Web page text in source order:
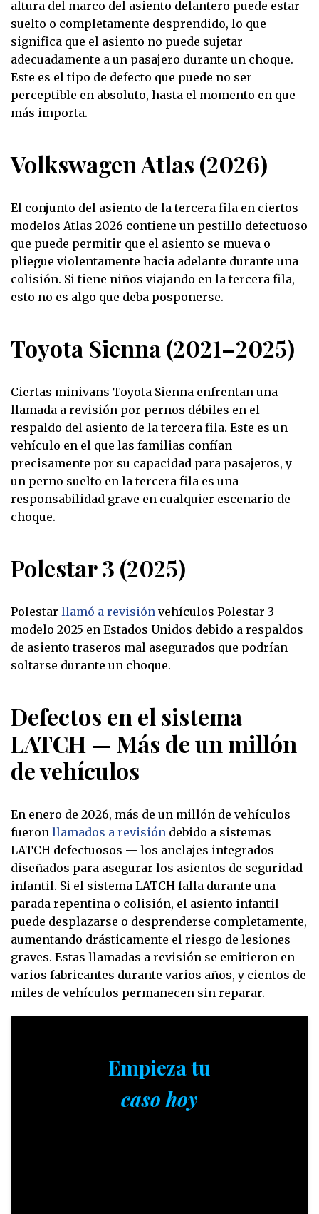
altura del marco del asiento delantero puede estar
suelto o completamente desprendido, lo que
significa que el asiento no puede sujetar
adecuadamente a un pasajero durante un choque.
Este es el tipo de defecto que puede no ser
perceptible en absoluto, hasta el momento en que
más importa.
Volkswagen Atlas (2026)
El conjunto del asiento de la tercera fila en ciertos
modelos Atlas 2026 contiene un pestillo defectuoso
que puede permitir que el asiento se mueva o
pliegue violentamente hacia adelante durante una
colisión. Si tiene niños viajando en la tercera fila,
esto no es algo que deba posponerse.
Toyota Sienna (2021–2025)
Ciertas minivans Toyota Sienna enfrentan una
llamada a revisión por pernos débiles en el
respaldo del asiento de la tercera fila. Este es un
vehículo en el que las familias confían
precisamente por su capacidad para pasajeros, y
un perno suelto en la tercera fila es una
responsabilidad grave en cualquier escenario de
choque.
Polestar 3 (2025)
Polestar llamó a revisión vehículos Polestar 3
modelo 2025 en Estados Unidos debido a respaldos
de asiento traseros mal asegurados que podrían
soltarse durante un choque.
Defectos en el sistema
LATCH — Más de un millón
de vehículos
En enero de 2026, más de un millón de vehículos
fueron llamados a revisión debido a sistemas
LATCH defectuosos — los anclajes integrados
diseñados para asegurar los asientos de seguridad
infantil. Si el sistema LATCH falla durante una
parada repentina o colisión, el asiento infantil
puede desplazarse o desprenderse completamente,
aumentando drásticamente el riesgo de lesiones
graves. Estas llamadas a revisión se emitieron en
varios fabricantes durante varios años, y cientos de
miles de vehículos permanecen sin reparar.
Empieza tu
caso hoy